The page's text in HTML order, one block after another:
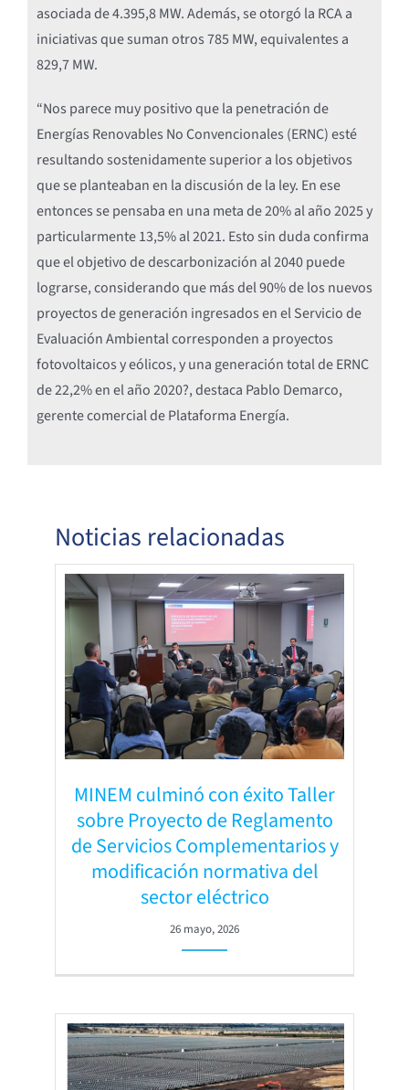
asociada de 4.395,8 MW. Además, se otorgó la RCA a
iniciativas que suman otros 785 MW, equivalentes a
829,7 MW.
“Nos parece muy positivo que la penetración de
Energías Renovables No Convencionales (ERNC) esté
resultando sostenidamente superior a los objetivos
que se planteaban en la discusión de la ley. En ese
entonces se pensaba en una meta de 20% al año 2025 y
particularmente 13,5% al 2021. Esto sin duda confirma
que el objetivo de descarbonización al 2040 puede
lograrse, considerando que más del 90% de los nuevos
proyectos de generación ingresados en el Servicio de
Evaluación Ambiental corresponden a proyectos
fotovoltaicos y eólicos, y una generación total de ERNC
de 22,2% en el año 2020?, destaca Pablo Demarco,
gerente comercial de Plataforma Energía.
Noticias relacionadas
MINEM culminó con éxito Taller
sobre Proyecto de Reglamento
de Servicios Complementarios y
modificación normativa del
sector eléctrico
26 mayo, 2026